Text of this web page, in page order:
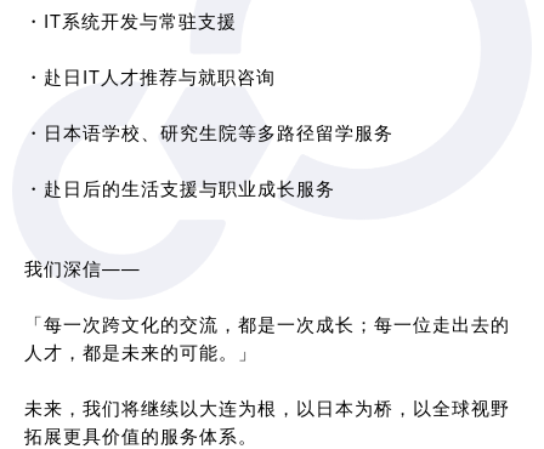
・IT系统开发与常驻支援
・赴日IT人才推荐与就职咨询
・日本语学校、研究生院等多路径留学服务
・赴日后的生活支援与职业成长服务
我们深信——
「每一次跨文化的交流，都是一次成长；每一位走出去的
人才，都是未来的可能。」
未来，我们将继续以大连为根，以日本为桥，以全球视野
拓展更具价值的服务体系。